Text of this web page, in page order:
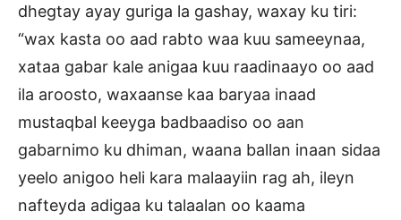
dhegtay ayay guriga la gashay, waxay ku tiri:
“wax kasta oo aad rabto waa kuu sameeynaa,
xataa gabar kale anigaa kuu raadinaayo oo aad
ila aroosto, waxaanse kaa baryaa inaad
mustaqbal keeyga badbaadiso oo aan
gabarnimo ku dhiman, waana ballan inaan sidaa
yeelo anigoo heli kara malaayiin rag ah, ileyn
nafteyda adigaa ku talaalan oo kaama